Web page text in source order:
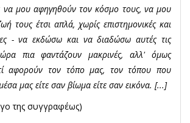
να μου αφηγηθούν τον κόσμο τους, να μου
τους έτσι απλά, χωρίς επιστημονικές και
- να εκδώσω και να διαδώσω αυτές τις
πια φαντάζουν μακρινές, αλλ' όμως
αφορούν τον τόπο μας, τον τόπου που
μας είτε σαν βίωμα είτε σαν εικόνα. [...]
της συγγραφέως)